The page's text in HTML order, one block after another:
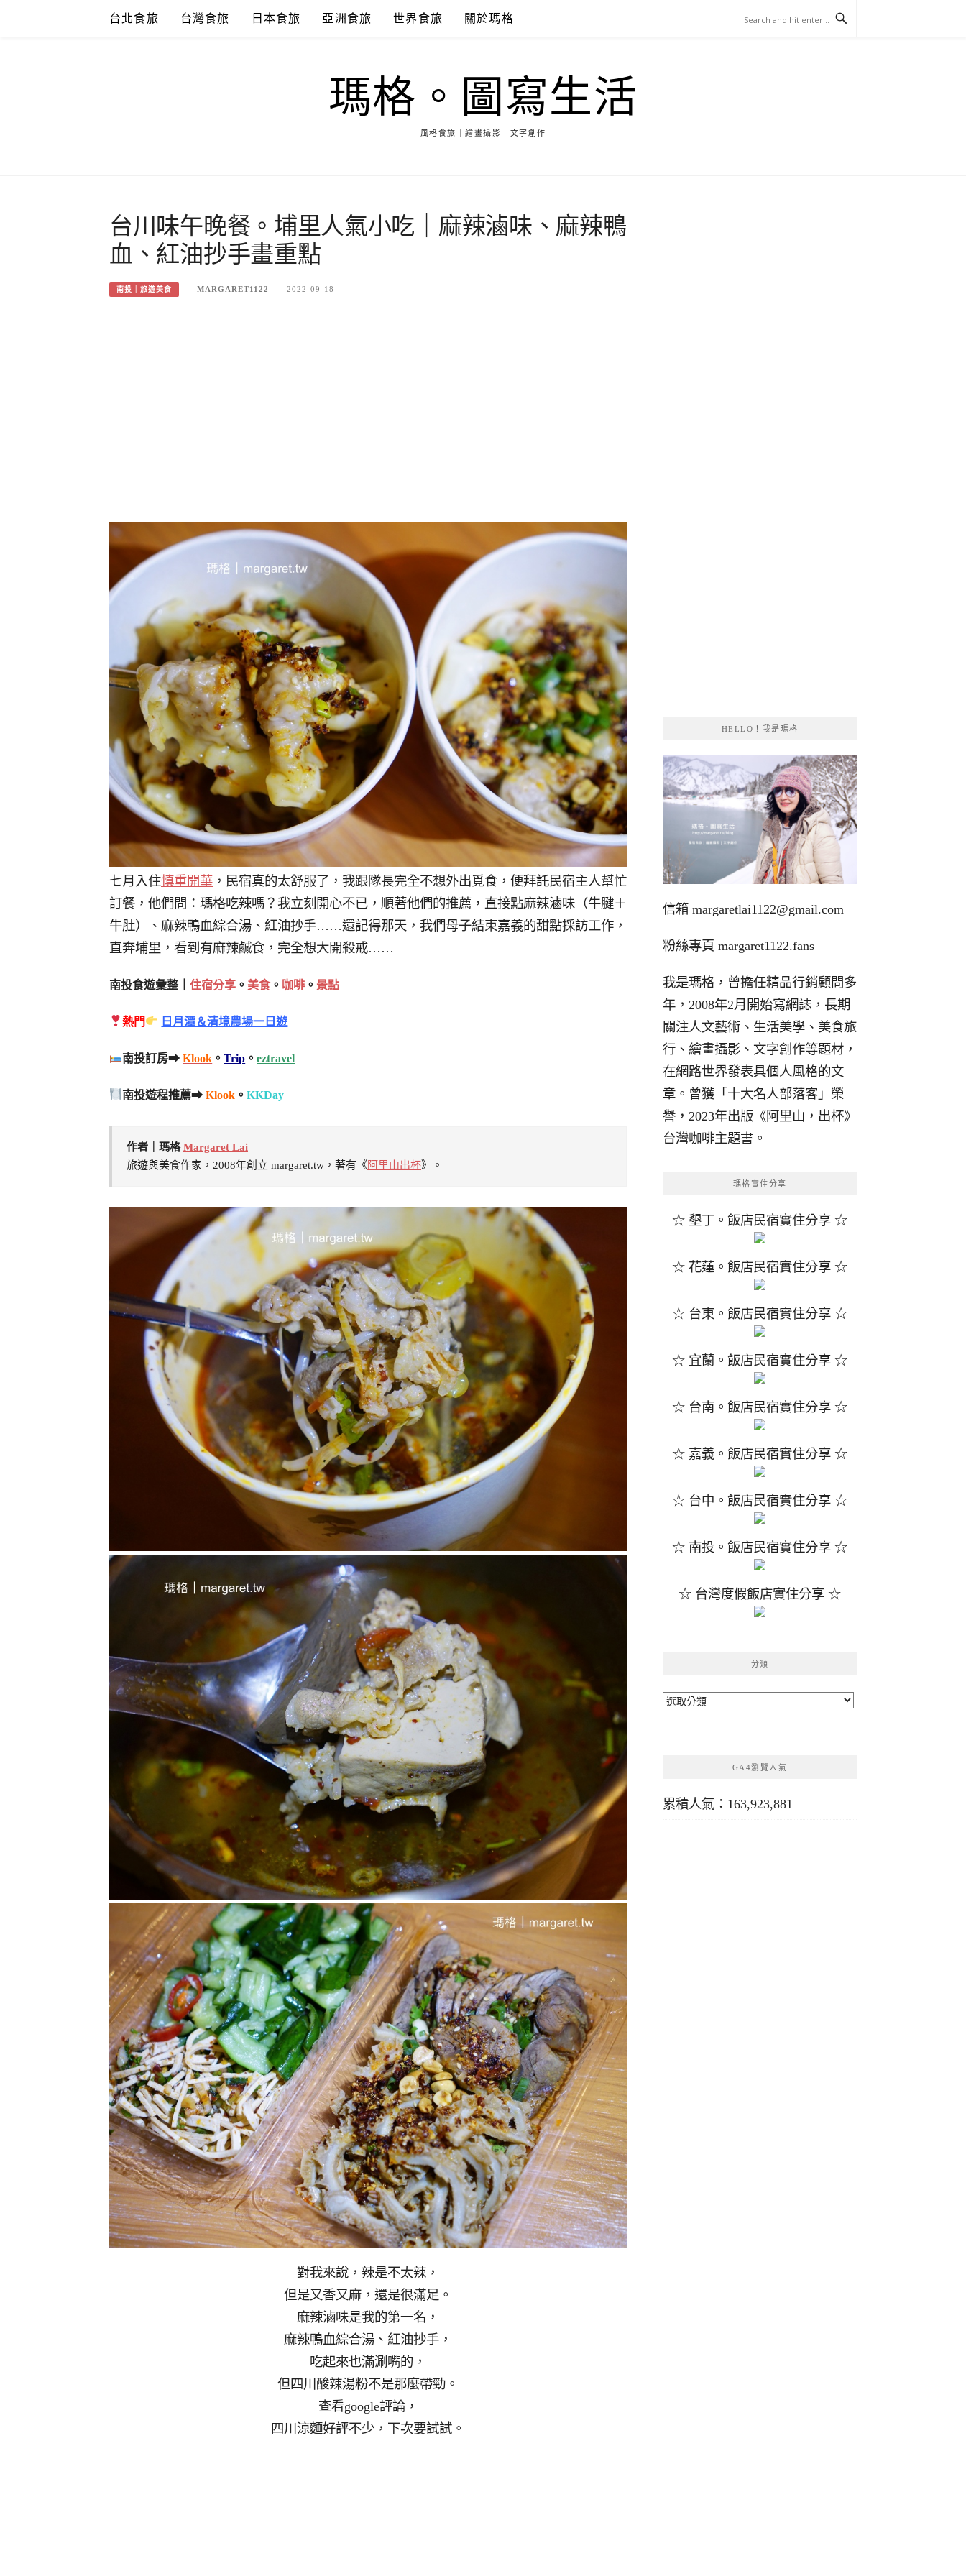
台北食旅 台灣食旅 日本食旅 亞洲食旅 世界食旅 關於瑪格
瑪格。圖寫生活
風格食旅｜繪畫攝影｜文字創作
台川味午晚餐。埔里人氣小吃｜麻辣滷味、麻辣鴨
血、紅油抄手畫重點
南投｜旅遊美食 MARGARET1122 2022-09-18
七月入住慎重開華 ，民宿真的太舒服了，我跟隊長完全不想外出覓食，便拜託民宿主人幫忙
訂餐，他們問：瑪格吃辣嗎？我立刻開心不已，順著他們的推薦，直接點麻辣滷味（牛腱＋
牛肚）、麻辣鴨血綜合湯、紅油抄手……還記得那天，我們母子結束嘉義的甜點採訪工作，
直奔埔里，看到有麻辣鹹食，完全想大開殺戒……
南投食遊彙整｜ 住宿分享 。 美食。 咖啡 。 景點
熱門 日月潭＆清境農場一日遊
南投訂房➡Klook 。Trip 。eztravel
南投遊程推薦➡Klook 。KKDay
作者｜瑪格Margaret Lai
旅遊與美食作家，2008年創立 margaret.tw，著有《阿里山出杯》。
對我來說，辣是不太辣，
但是又香又麻，還是很滿足。
麻辣滷味是我的第一名，
麻辣鴨血綜合湯、紅油抄手，
吃起來也滿涮嘴的，
但四川酸辣湯粉不是那麼帶勁。
查看google評論，
四川涼麵好評不少，下次要試試。
HELLO！我是瑪格
信箱 margaretlai1122@gmail.com
粉絲專頁 margaret1122.fans
我是瑪格，曾擔任精品行銷顧問多
年，2008年2月開始寫網誌，長期
關注人文藝術、生活美學、美食旅
行、繪畫攝影、文字創作等題材，
在網路世界發表具個人風格的文
章。曾獲「十大名人部落客」榮
譽，2023年出版《阿里山，出杯》
台灣咖啡主題書。
瑪格實住分享
☆ 墾丁。飯店民宿實住分享 ☆
☆ 花蓮。飯店民宿實住分享 ☆
☆ 台東。飯店民宿實住分享 ☆
☆ 宜蘭。飯店民宿實住分享 ☆
☆ 台南。飯店民宿實住分享 ☆
☆ 嘉義。飯店民宿實住分享 ☆
☆ 台中。飯店民宿實住分享 ☆
☆ 南投。飯店民宿實住分享 ☆
☆ 台灣度假飯店實住分享 ☆
分類
分
GA4瀏覽人氣
累積人氣：163,923,881